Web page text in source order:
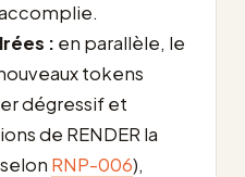
: en parallèle, le
tokens
dégressif et
de RENDER la
RNP-006),